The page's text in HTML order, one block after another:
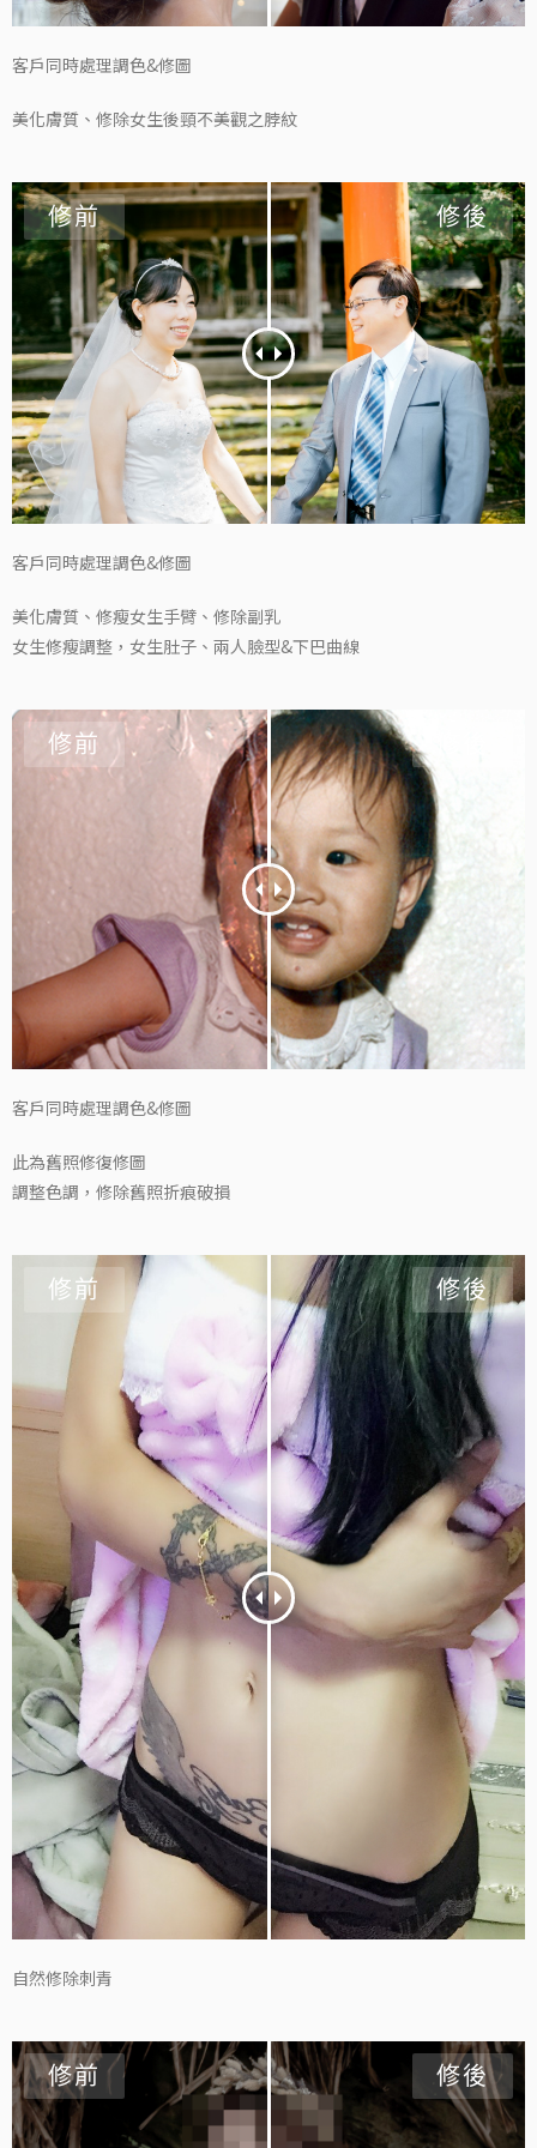
客戶同時處理調色&修圖
美化膚質、修除女生後頸不美觀之脖紋
客戶同時處理調色&修圖
美化膚質、修瘦女生手臂、修除副乳
女生修瘦調整，女生肚子、兩人臉型&下巴曲線
客戶同時處理調色&修圖
此為舊照修復修圖
調整色調，修除舊照折痕破損
自然修除刺青